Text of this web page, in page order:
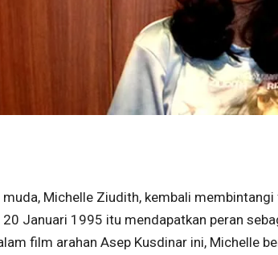
Michelle Ziudith, kembali membintangi
20 Januari 1995 itu mendapatkan peran
film arahan Asep Kusdinar ini, Michelle